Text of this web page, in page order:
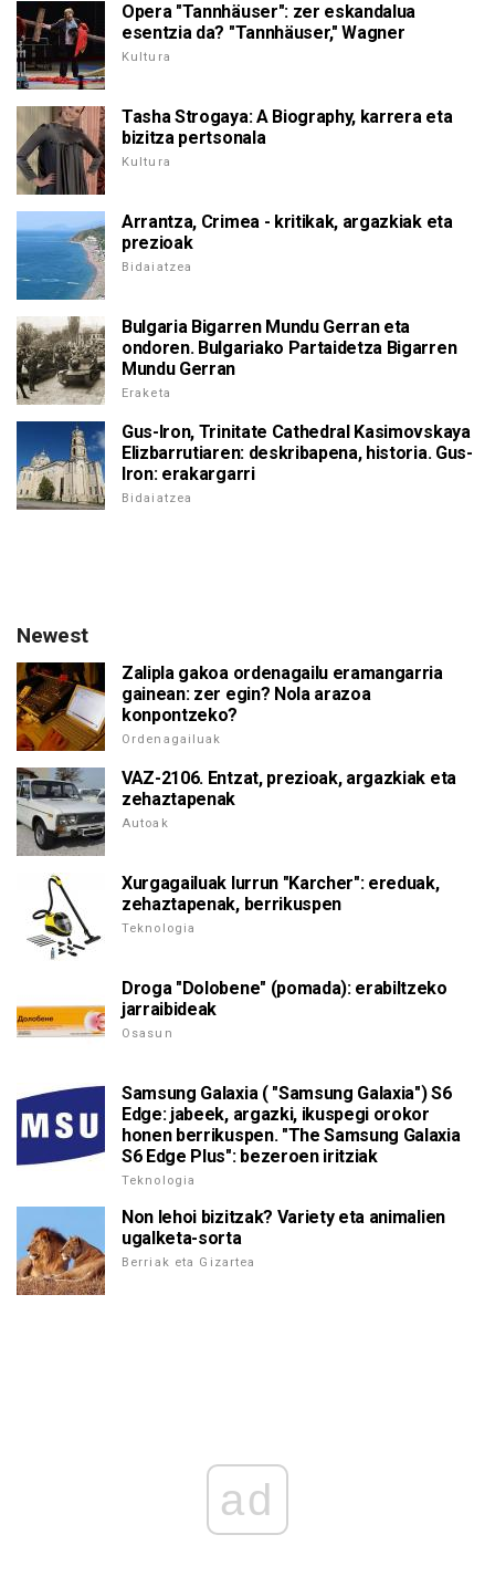
Opera "Tannhäuser": zer eskandalua
esentzia da? "Tannhäuser," Wagner
Kultura
Tasha Strogaya: A Biography, karrera eta
bizitza pertsonala
Kultura
Arrantza, Crimea - kritikak, argazkiak eta
prezioak
Bidaiatzea
Bulgaria Bigarren Mundu Gerran eta
ondoren. Bulgariako Partaidetza Bigarren
Mundu Gerran
Eraketa
Gus-Iron, Trinitate Cathedral Kasimovskaya
Elizbarrutiaren: deskribapena, historia. Gus-
Iron: erakargarri
Bidaiatzea
Newest
Zalipla gakoa ordenagailu eramangarria
gainean: zer egin? Nola arazoa
konpontzeko?
Ordenagailuak
VAZ-2106. Entzat, prezioak, argazkiak eta
zehaztapenak
Autoak
Xurgagailuak lurrun "Karcher": ereduak,
zehaztapenak, berrikuspen
Teknologia
Droga "Dolobene" (pomada): erabiltzeko
jarraibideak
Osasun
Samsung Galaxia ( "Samsung Galaxia") S6
Edge: jabeek, argazki, ikuspegi orokor
honen berrikuspen. "The Samsung Galaxia
S6 Edge Plus": bezeroen iritziak
Teknologia
Non lehoi bizitzak? Variety eta animalien
ugalketa-sorta
Berriak eta Gizartea
ad